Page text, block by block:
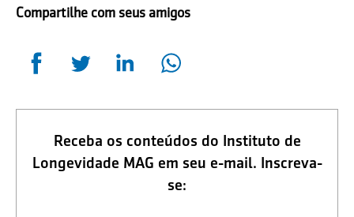
Compartilhe com seus amigos
Receba os conteúdos do Instituto de
Longevidade MAG em seu e-mail. Inscreva-
se: